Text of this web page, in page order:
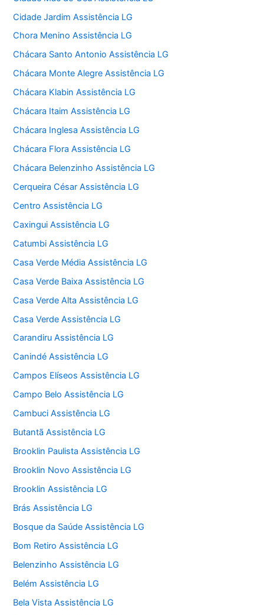
Cidade Jardim Assistência LG
Chora Menino Assistência LG
Chácara Santo Antonio Assistência LG
Chácara Monte Alegre Assistência LG
Chácara Klabin Assistência LG
Chácara Itaim Assistência LG
Chácara Inglesa Assistência LG
Chácara Flora Assistência LG
Chácara Belenzinho Assistência LG
Cerqueira César Assistência LG
Centro Assistência LG
Caxingui Assistência LG
Catumbi Assistência LG
Casa Verde Média Assistência LG
Casa Verde Baixa Assistência LG
Casa Verde Alta Assistência LG
Casa Verde Assistência LG
Carandiru Assistência LG
Canindé Assistência LG
Campos Elíseos Assistência LG
Campo Belo Assistência LG
Cambuci Assistência LG
Butantã Assistência LG
Brooklin Paulista Assistência LG
Brooklin Novo Assistência LG
Brooklin Assistência LG
Brás Assistência LG
Bosque da Saúde Assistência LG
Bom Retiro Assistência LG
Belenzinho Assistência LG
Belém Assistência LG
Bela Vista Assistência LG